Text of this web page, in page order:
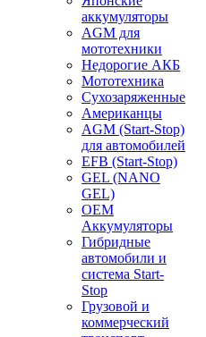
аккумуляторы
AGM для
мототехники
Недорогие АКБ
Мототехника
Сухозаряженные
Американцы
AGM (Start-Stop)
для автомобилей
EFB (Start-Stop)
GEL (NANO
GEL)
OEM
Аккумуляторы
Гибридные
автомобили и
система Start-
Stop
Грузовой и
коммерческий